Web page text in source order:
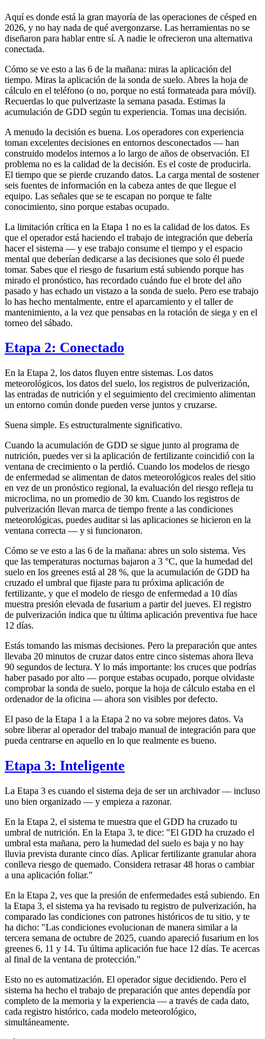
Aquí es donde está la gran mayoría de las operaciones de césped en
2026, y no hay nada de qué avergonzarse. Las herramientas no se
diseñaron para hablar entre sí. A nadie le ofrecieron una alternativa
conectada.
Cómo se ve esto a las 6 de la mañana: miras la aplicación del
tiempo. Miras la aplicación de la sonda de suelo. Abres la hoja de
cálculo en el teléfono (o no, porque no está formateada para móvil).
Recuerdas lo que pulverizaste la semana pasada. Estimas la
acumulación de GDD según tu experiencia. Tomas una decisión.
A menudo la decisión es buena. Los operadores con experiencia
toman excelentes decisiones en entornos desconectados — han
construido modelos internos a lo largo de años de observación. El
problema no es la calidad de la decisión. Es el coste de producirla.
El tiempo que se pierde cruzando datos. La carga mental de sostener
seis fuentes de información en la cabeza antes de que llegue el
equipo. Las señales que se te escapan no porque te falte
conocimiento, sino porque estabas ocupado.
La limitación crítica en la Etapa 1 no es la calidad de los datos. Es
que el operador está haciendo el trabajo de integración que debería
hacer el sistema — y ese trabajo consume el tiempo y el espacio
mental que deberían dedicarse a las decisiones que solo él puede
tomar. Sabes que el riesgo de fusarium está subiendo porque has
mirado el pronóstico, has recordado cuándo fue el brote del año
pasado y has echado un vistazo a la sonda de suelo. Pero ese trabajo
lo has hecho mentalmente, entre el aparcamiento y el taller de
mantenimiento, a la vez que pensabas en la rotación de siega y en el
torneo del sábado.
Etapa 2: Conectado
En la Etapa 2, los datos fluyen entre sistemas. Los datos
meteorológicos, los datos del suelo, los registros de pulverización,
las entradas de nutrición y el seguimiento del crecimiento alimentan
un entorno común donde pueden verse juntos y cruzarse.
Suena simple. Es estructuralmente significativo.
Cuando la acumulación de GDD se sigue junto al programa de
nutrición, puedes ver si la aplicación de fertilizante coincidió con la
ventana de crecimiento o la perdió. Cuando los modelos de riesgo
de enfermedad se alimentan de datos meteorológicos reales del sitio
en vez de un pronóstico regional, la evaluación del riesgo refleja tu
microclima, no un promedio de 30 km. Cuando los registros de
pulverización llevan marca de tiempo frente a las condiciones
meteorológicas, puedes auditar si las aplicaciones se hicieron en la
ventana correcta — y si funcionaron.
Cómo se ve esto a las 6 de la mañana: abres un solo sistema. Ves
que las temperaturas nocturnas bajaron a 3 °C, que la humedad del
suelo en los greenes está al 28 %, que la acumulación de GDD ha
cruzado el umbral que fijaste para tu próxima aplicación de
fertilizante, y que el modelo de riesgo de enfermedad a 10 días
muestra presión elevada de fusarium a partir del jueves. El registro
de pulverización indica que tu última aplicación preventiva fue hace
12 días.
Estás tomando las mismas decisiones. Pero la preparación que antes
llevaba 20 minutos de cruzar datos entre cinco sistemas ahora lleva
90 segundos de lectura. Y lo más importante: los cruces que podrías
haber pasado por alto — porque estabas ocupado, porque olvidaste
comprobar la sonda de suelo, porque la hoja de cálculo estaba en el
ordenador de la oficina — ahora son visibles por defecto.
El paso de la Etapa 1 a la Etapa 2 no va sobre mejores datos. Va
sobre liberar al operador del trabajo manual de integración para que
pueda centrarse en aquello en lo que realmente es bueno.
Etapa 3: Inteligente
La Etapa 3 es cuando el sistema deja de ser un archivador — incluso
uno bien organizado — y empieza a razonar.
En la Etapa 2, el sistema te muestra que el GDD ha cruzado tu
umbral de nutrición. En la Etapa 3, te dice: "El GDD ha cruzado el
umbral esta mañana, pero la humedad del suelo es baja y no hay
lluvia prevista durante cinco días. Aplicar fertilizante granular ahora
conlleva riesgo de quemado. Considera retrasar 48 horas o cambiar
a una aplicación foliar."
En la Etapa 2, ves que la presión de enfermedades está subiendo. En
la Etapa 3, el sistema ya ha revisado tu registro de pulverización, ha
comparado las condiciones con patrones históricos de tu sitio, y te
ha dicho: "Las condiciones evolucionan de manera similar a la
tercera semana de octubre de 2025, cuando apareció fusarium en los
greenes 6, 11 y 14. Tu última aplicación fue hace 12 días. Te acercas
al final de la ventana de protección."
Esto no es automatización. El operador sigue decidiendo. Pero el
sistema ha hecho el trabajo de preparación que antes dependía por
completo de la memoria y la experiencia — a través de cada dato,
cada registro histórico, cada modelo meteorológico,
simultáneamente.